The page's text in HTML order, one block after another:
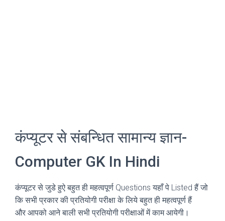
कंप्यूटर से संबन्धित सामान्य ज्ञान-
Computer GK In Hindi
कंप्यूटर से जुडे हुऐ बहुत ही महत्वपूर्ण Questions यहाँ पे Listed हैं जो
कि सभी प्रकार की प्रतियोगी परीक्षा के लिये बहुत ही महत्वपूर्ण हैं
और आपको आने बाली सभी प्रतियोगी परीक्षाओं में काम आयेगी।